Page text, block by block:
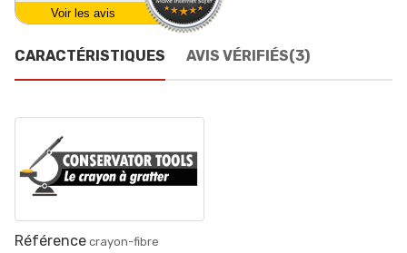
Voir les avis
CARACTÉRISTIQUES AVIS VÉRIFIÉS(3)
Référence crayon-fibre